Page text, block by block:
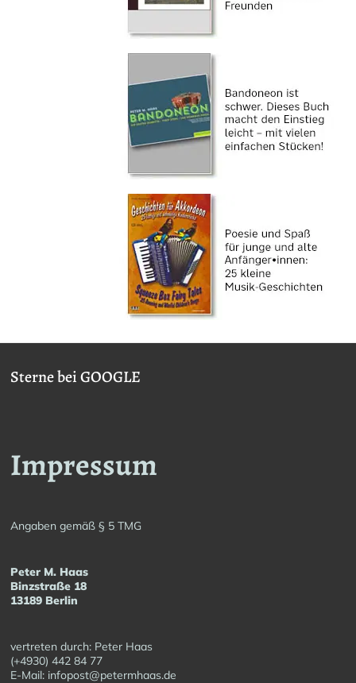
Sterne bei GOOGLE
Impressum
Angaben gemäß § 5 TMG
Peter M. Haas
Binzstraße 18
13189 Berlin
vertreten durch: Peter Haas
(+4930) 442 84 77
E-Mail: infopost@petermhaas.de